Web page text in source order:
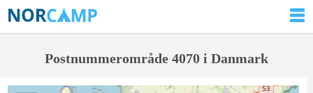
Postnummerområde 4070 i Danmark